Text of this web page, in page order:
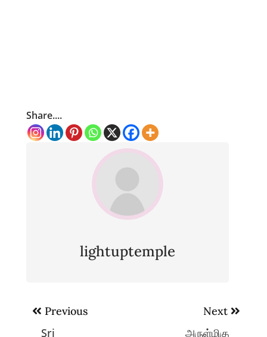
Share....
lightuptemple
Post
navigation
Previous
Sri
Next
அருள்மிகு